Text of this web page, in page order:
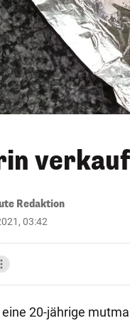
Redaktion
03:42
eine 20-jährige